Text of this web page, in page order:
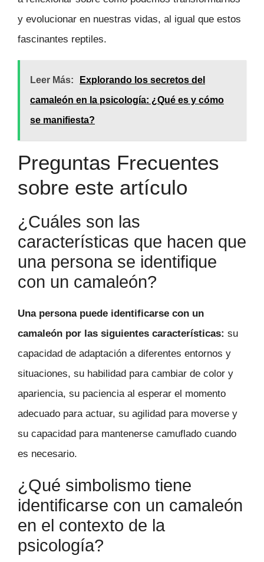
y evolucionar en nuestras vidas, al igual que estos
fascinantes reptiles.
Leer Más:
Explorando los secretos del
camaleón en la psicología: ¿Qué es y cómo
se manifiesta?
Preguntas Frecuentes
sobre este artículo
¿Cuáles son las
características que hacen que
una persona se identifique
con un camaleón?
Una persona puede identificarse con un
camaleón por las siguientes características: su
capacidad de adaptación a diferentes entornos y
situaciones, su habilidad para cambiar de color y
apariencia, su paciencia al esperar el momento
adecuado para actuar, su agilidad para moverse y
su capacidad para mantenerse camuflado cuando
es necesario.
¿Qué simbolismo tiene
identificarse con un camaleón
en el contexto de la
psicología?